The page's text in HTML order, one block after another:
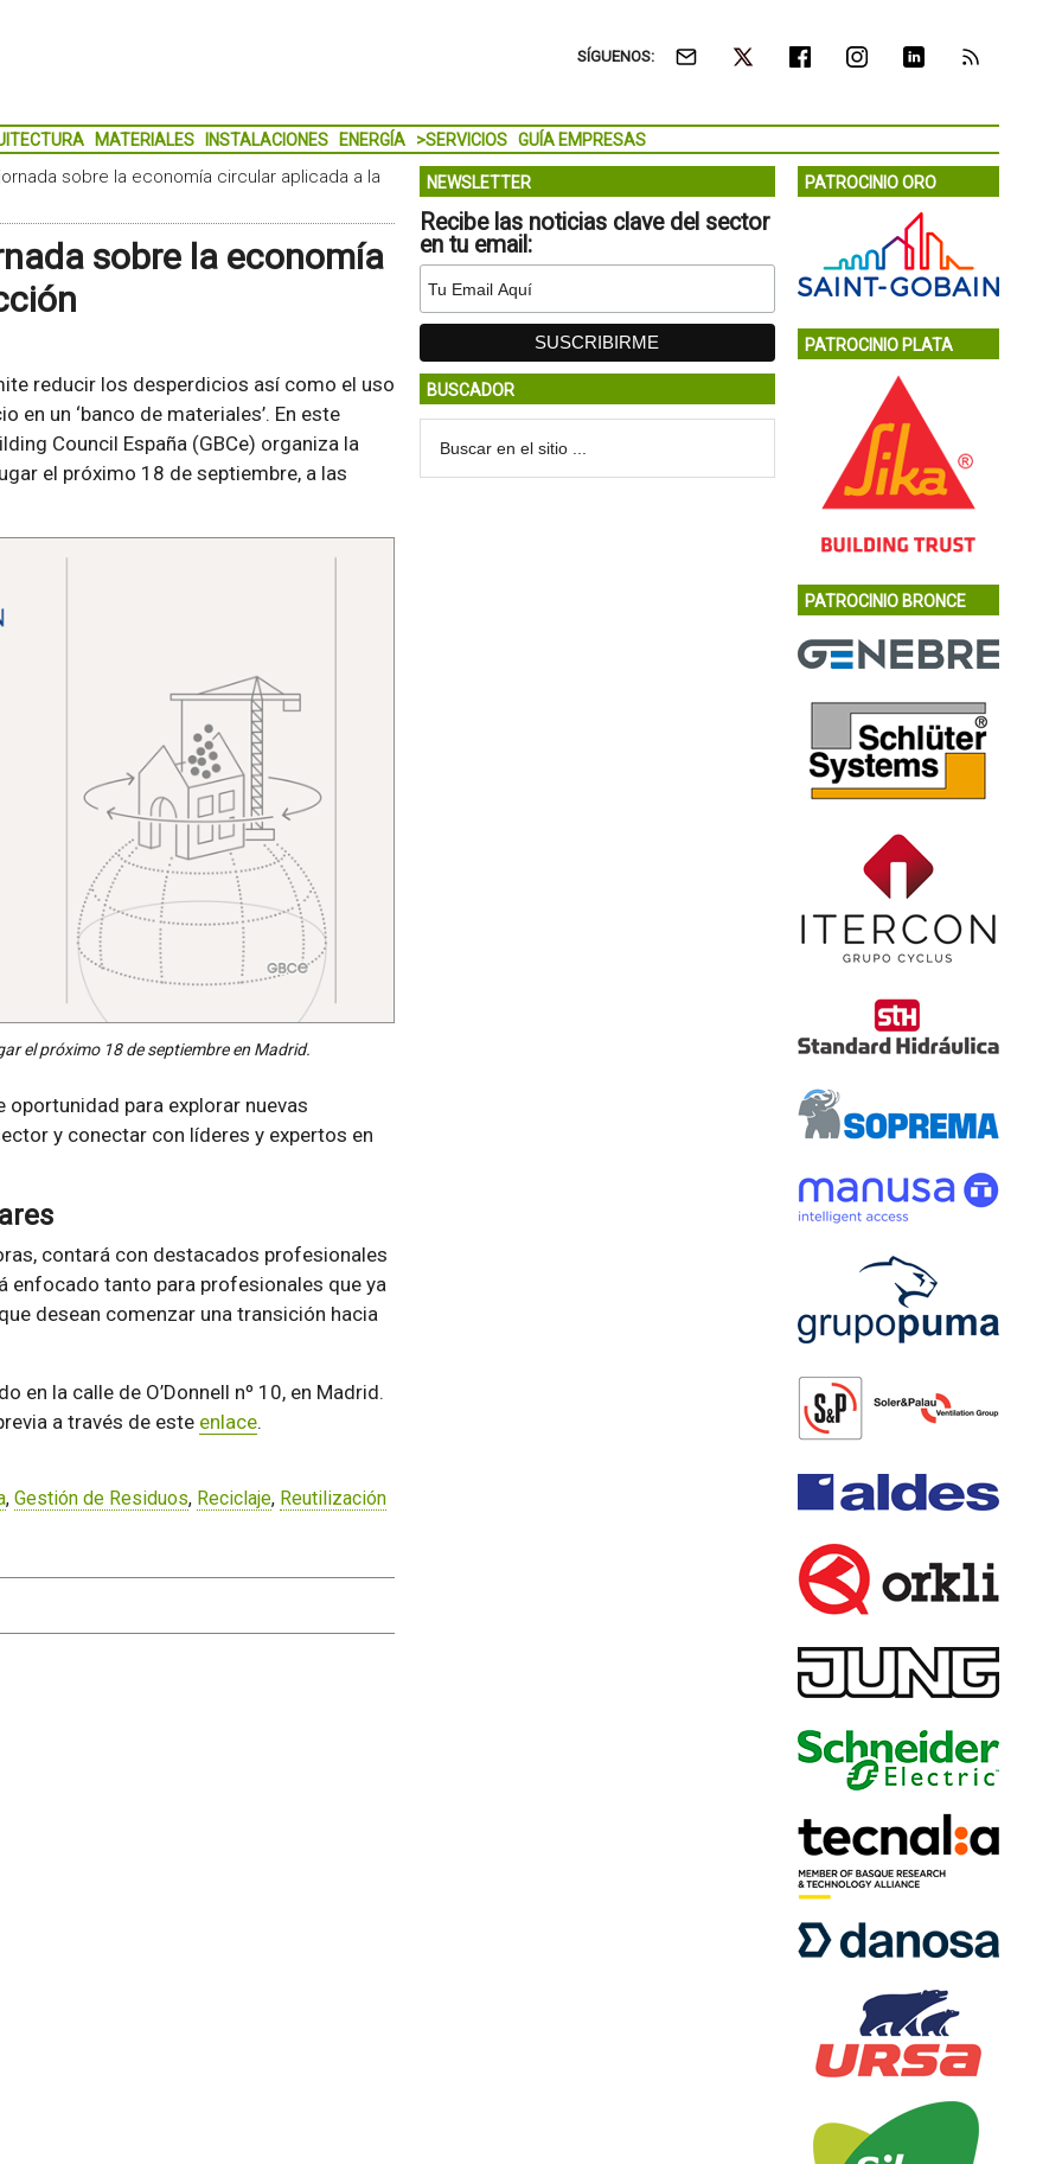
SÍGUENOS:
MATERIALES INSTALACIONES ENERGÍA >SERVICIOS GUÍA EMPRESAS
sobre la economía circular aplicada a la
sobre la economía
reducir los desperdicios así como el uso
un ‘banco de materiales’. En este
Council España (GBCe) organiza la
el próximo 18 de septiembre, a las
el próximo 18 de septiembre en Madrid.
oportunidad para explorar nuevas
y conectar con líderes y expertos en
contará con destacados profesionales
enfocado tanto para profesionales que ya
desean comenzar una transición hacia
en la calle de O’Donnell nº 10, en Madrid.
a través de este enlace.
, Gestión de Residuos, Reciclaje, Reutilización
NEWSLETTER
Recibe las noticias clave del sector
en tu email:
BUSCADOR
PATROCINIO ORO
PATROCINIO PLATA
PATROCINIO BRONCE